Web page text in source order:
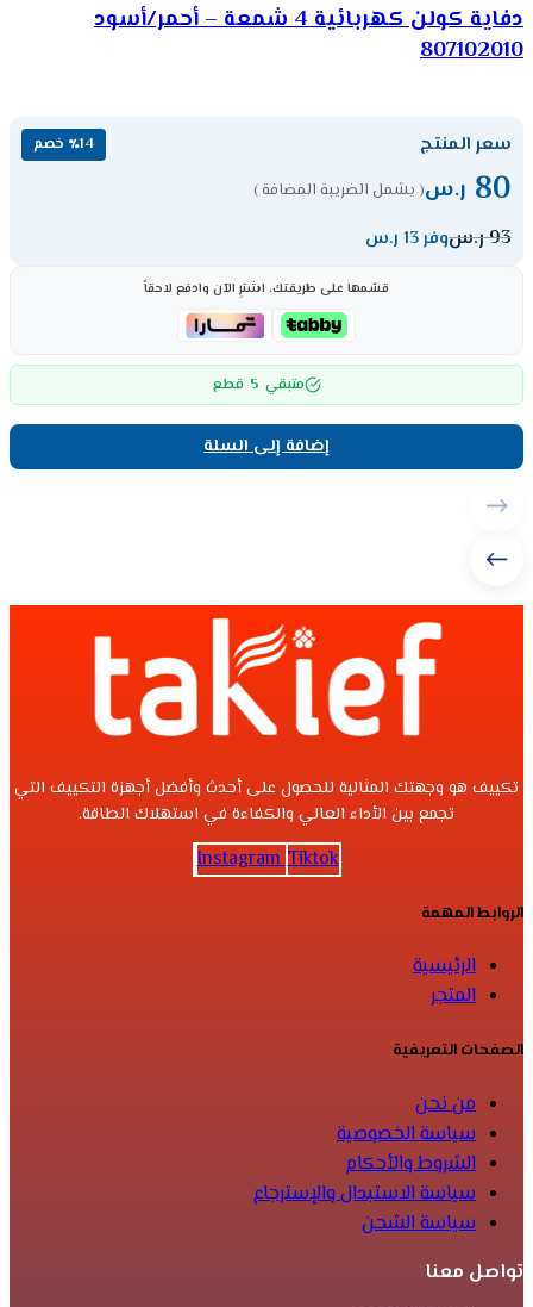
دفاية كولن كهربائية 4 شمعة – أحمر/أسود
807102010
سعر المنتج ٪14 خصم
80 ر.س( يشمل الضريبة المضافة )
93ر.سوفر 13 ر.س
قسّمها على طريقتك، اشترِ الآن وادفع لاحقاً
متبقي 5 قطع
إضافة إلى السلة
تكييف هو وجهتك المثالية للحصول على أحدث وأفضل أجهزة التكييف التي
تجمع بين الأداء العالي والكفاءة في استهلاك الطاقة.
Instagram Tiktok
الروابط المهمة
الرئيسية
المتجر
الصفحات التعريفية
من نحن
سياسة الخصوصية
الشروط والأحكام
سياسة الاستبدال والإسترجاع
سياسة الشحن
تواصل معنا